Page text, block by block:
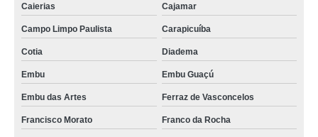
Caierias Cajamar
Campo Limpo Paulista Carapicuíba
Cotia Diadema
Embu Embu Guaçú
Embu das Artes Ferraz de Vasconcelos
Francisco Morato Franco da Rocha